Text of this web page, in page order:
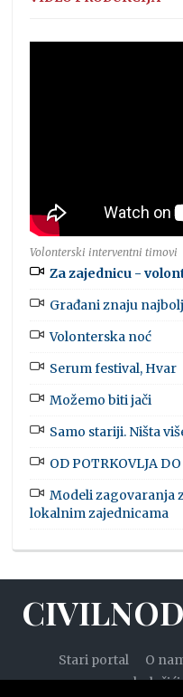
Volonterski interventni timovi
Za zajednicu -
Građani znaju
Volonterska noć
Serum festival, Hvar
Možemo biti jači
Samo stariji. Ništa
OD POTRKOVLJA
Modeli zagovaranja
lokalnim zajednicama
Stari portal O